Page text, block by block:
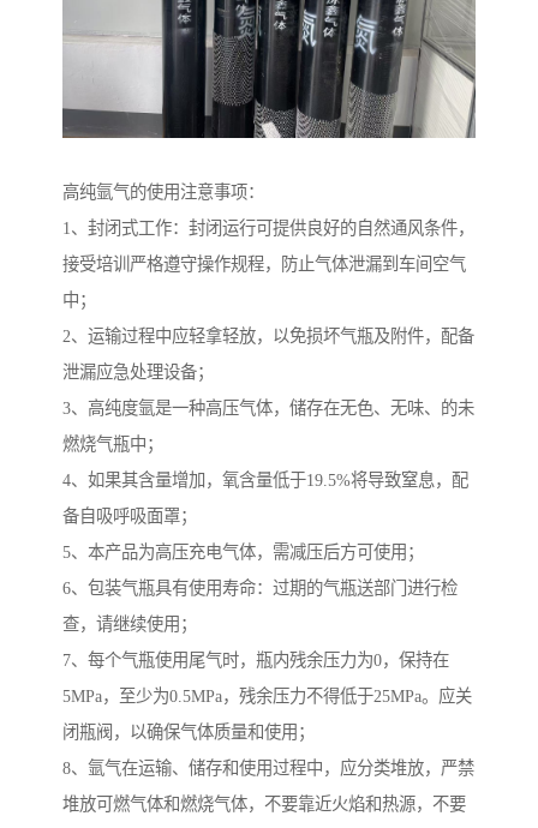
高纯氩气的使用注意事项：
1、封闭式工作：封闭运行可提供良好的自然通风条件，
接受培训严格遵守操作规程，防止气体泄漏到车间空气
中；
2、运输过程中应轻拿轻放，以免损坏气瓶及附件，配备
泄漏应急处理设备；
3、高纯度氩是一种高压气体，储存在无色、无味、的未
燃烧气瓶中；
4、如果其含量增加，氧含量低于19.5%将导致窒息，配
备自吸呼吸面罩；
5、本产品为高压充电气体，需减压后方可使用；
6、包装气瓶具有使用寿命：过期的气瓶送部门进行检
查，请继续使用；
7、每个气瓶使用尾气时，瓶内残余压力为0，保持在
5MPa，至少为0.5MPa，残余压力不得低于25MPa。应关
闭瓶阀，以确保气体质量和使用；
8、氩气在运输、储存和使用过程中，应分类堆放，严禁
堆放可燃气体和燃烧气体，不要靠近火焰和热源，不要